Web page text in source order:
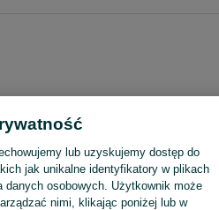
lub uzyskujemy dostęp do
jak unikalne identyfikatory w plikach
danych osobowych. Użytkownik może
nimi, klikając poniżej lub w